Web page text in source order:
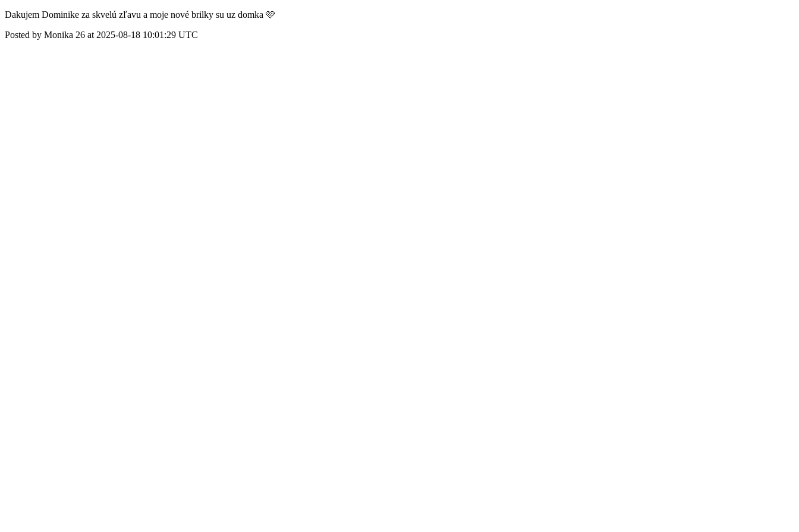
Dakujem Dominike za skvelú zľavu a moje nové brilky su uz domka 🩷
Posted by Monika 26 at 2025-08-18 10:01:29 UTC